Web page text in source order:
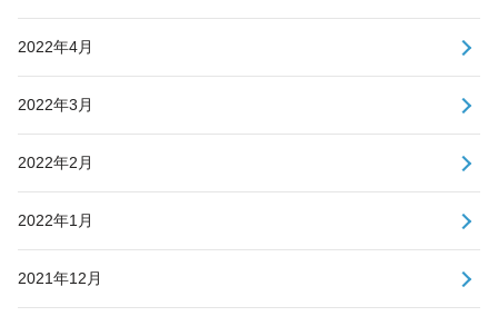
2022年4月
2022年3月
2022年2月
2022年1月
2021年12月